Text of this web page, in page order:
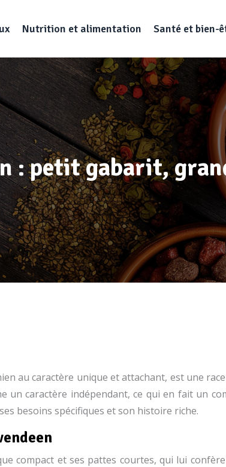
Nutrition et alimentation Santé et bien-
: petit gabarit,
au caractère unique et attachant, est une
un caractère indépendant, ce qui en fait un
besoins spécifiques et son histoire riche.
compact et ses pattes courtes, qui lui